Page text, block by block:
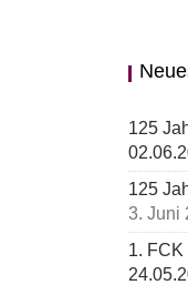
125
125
3. Juni
1. FCK